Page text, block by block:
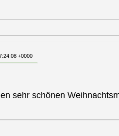
+0000
sehr schönen